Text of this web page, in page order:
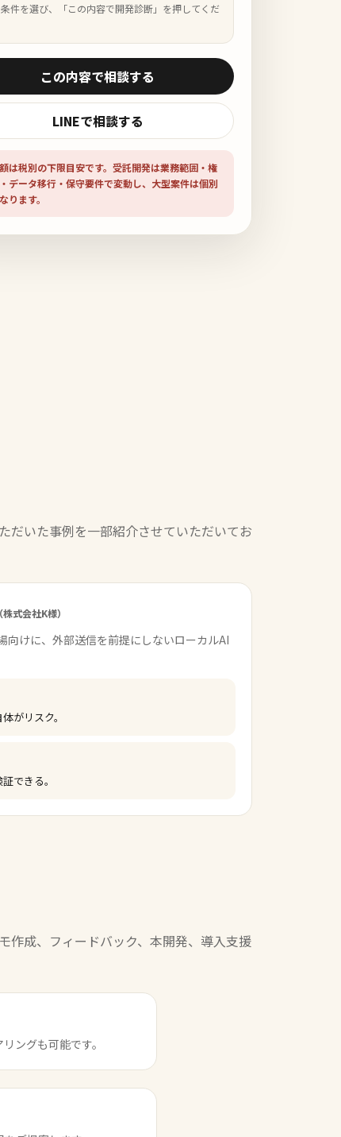
件を選び、「この内容で開発診断」を押してくだ
この内容で相談する
LINEで相談する
は税別の下限目安です。受託開発は業務範囲・権
データ移行・保守要件で変動し、大型案件は個別
ります。
だいた事例を一部紹介させていただいてお
（株式会社K様）
向けに、外部送信を前提にしないローカルAI
がリスク。
できる。
作成、フィードバック、本開発、導入支援
ングも可能です。